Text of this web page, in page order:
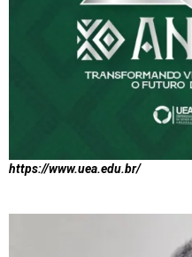
https://www.uea.edu.br/